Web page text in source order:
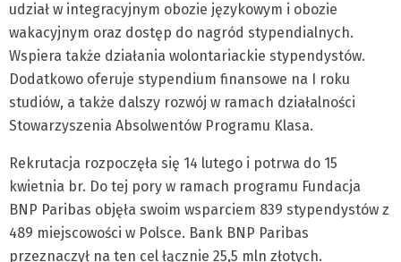
udział w integracyjnym obozie językowym i obozie
wakacyjnym oraz dostęp do nagród stypendialnych.
Wspiera także działania wolontariackie stypendystów.
Dodatkowo oferuje stypendium finansowe na I roku
studiów, a także dalszy rozwój w ramach działalności
Stowarzyszenia Absolwentów Programu Klasa.
Rekrutacja rozpoczęła się 14 lutego i potrwa do 15
kwietnia br. Do tej pory w ramach programu Fundacja
BNP Paribas objęła swoim wsparciem 839 stypendystów z
489 miejscowości w Polsce. Bank BNP Paribas
przeznaczył na ten cel łącznie 25,5 mln złotych.